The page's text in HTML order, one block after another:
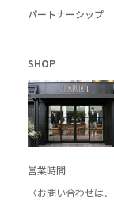
パートナーシップ
SHOP
営業時間
〈お問い合わせは、